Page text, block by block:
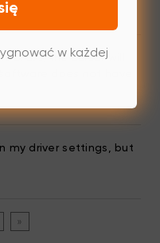
SAI; the cursor will
does not have
my driver settings, but
»
w każdej